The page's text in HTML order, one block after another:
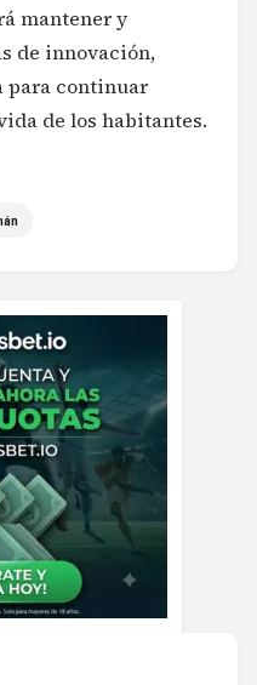
mantener y
de innovación,
para continuar
de los habitantes.